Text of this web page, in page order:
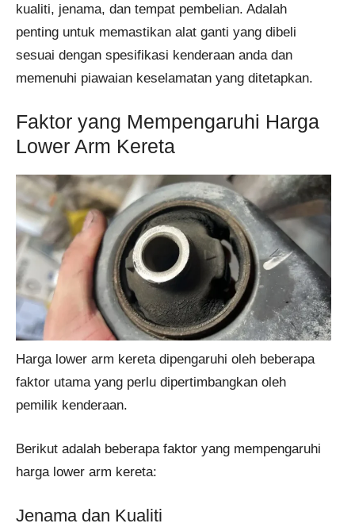
kualiti, jenama, dan tempat pembelian. Adalah
penting untuk memastikan alat ganti yang dibeli
sesuai dengan spesifikasi kenderaan anda dan
memenuhi piawaian keselamatan yang ditetapkan.
Faktor yang Mempengaruhi Harga
Lower Arm Kereta
Harga lower arm kereta dipengaruhi oleh beberapa
faktor utama yang perlu dipertimbangkan oleh
pemilik kenderaan.
Berikut adalah beberapa faktor yang mempengaruhi
harga lower arm kereta:
Jenama dan Kualiti